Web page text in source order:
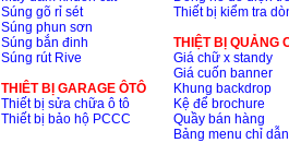
Súng gõ rỉ sét
Súng phun sơn
Súng bắn đinh
Súng rút Rive
THIÊT BỊ GARAGE ÔTÔ
Thiết bị sửa chữa ô tô
Thiết bị bảo hộ PCCC
Thiết bị kiểm tra
THIỆT BỊ QUẢNG
Giá chữ x standy
Giá cuốn banner
Khung backdrop
Kệ để brochure
Quầy bán hàng
Bảng menu chỉ dẫn